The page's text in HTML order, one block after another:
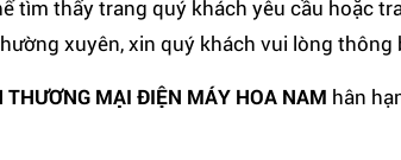
tìm thấy trang quý khách yêu cầu hoặc
xuyên, xin quý khách vui lòng
THƯƠNG MẠI ĐIỆN MÁY HOA NAM hân